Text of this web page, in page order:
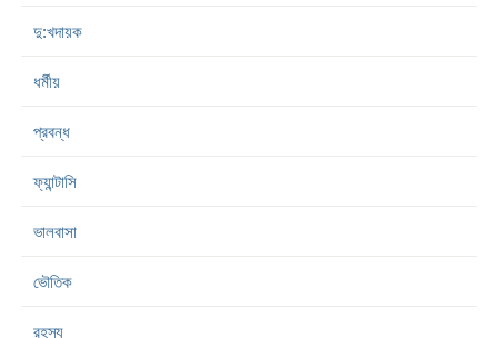
দু:খদায়ক
ধর্মীয়
প্রবন্ধ
ফ্যান্টাসি
ভালবাসা
ভৌতিক
রহস্য